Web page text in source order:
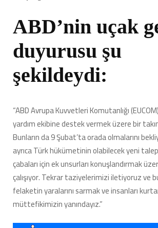
ABD’nin uçak
duyurusu şu
şekildeydi:
“ABD Avrupa Kuvvetleri Komutanlığı
yardım ekibine destek vermek üzere bir
Bunların da 9 Şubat’ta orada olmalarını
ayrıca Türk hükümetinin olabilecek yeni
çabaları için ek unsurları konuşlandırmak
çalışıyor. Tekrar taziyelerimizi iletiyoruz ve
felaketin yaralarını sarmak ve insanları
müttefikimizin yanındayız.”